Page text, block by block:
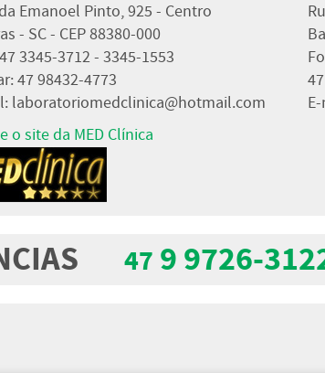
Emanoel Pinto, 925 - Centro
- SC - CEP 88380-000
3345-3712 - 3345-1553
47 98432-4773
laboratoriomedclinica@hotmail.com
o site da MED Clínica
47 9 9726-